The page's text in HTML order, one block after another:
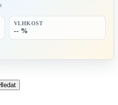
VLHKOST
-- %